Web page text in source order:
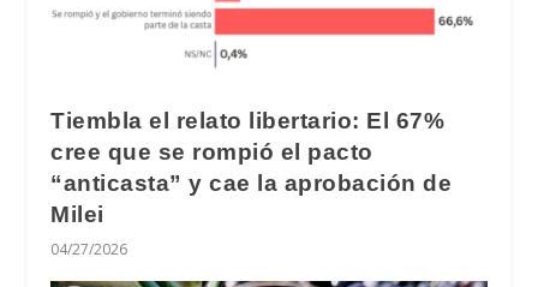
Tiembla el relato libertario: El 67%
cree que se rompió el pacto
“anticasta” y cae la aprobación de
Milei
04/27/2026